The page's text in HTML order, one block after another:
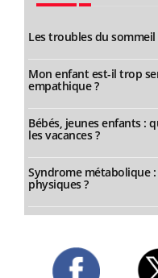
Les troubles du
Mon enfant est-il trop
empathique ?
Bébés, jeunes enfants :
les vacances ?
Syndrome métabolique
physiques ?